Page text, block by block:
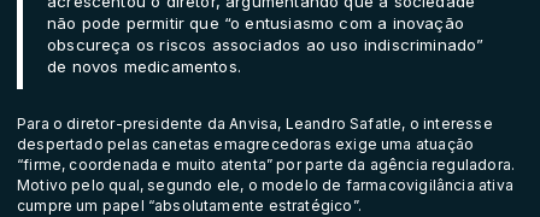
não pode permitir que “o entusiasmo com a inovação
obscureça os riscos associados ao uso indiscriminado”
de novos medicamentos.
Para o diretor-presidente da Anvisa, Leandro Safatle, o interesse
despertado pelas canetas emagrecedoras exige uma atuação
“firme, coordenada e muito atenta” por parte da agência reguladora.
Motivo pelo qual, segundo ele, o modelo de farmacovigilância ativa
cumpre um papel “absolutamente estratégico”.